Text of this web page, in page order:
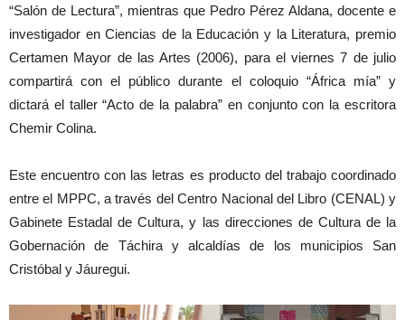
“Salón de Lectura”, mientras que Pedro Pérez Aldana, docente e
investigador en Ciencias de la Educación y la Literatura, premio
Certamen Mayor de las Artes (2006), para el viernes 7 de julio
compartirá con el público durante el coloquio “África mía” y
dictará el taller “Acto de la palabra” en conjunto con la escritora
Chemir Colina.
Este encuentro con las letras es producto del trabajo coordinado
entre el MPPC, a través del Centro Nacional del Libro (CENAL) y
Gabinete Estadal de Cultura, y las direcciones de Cultura de la
Gobernación de Táchira y alcaldías de los municipios San
Cristóbal y Jáuregui.